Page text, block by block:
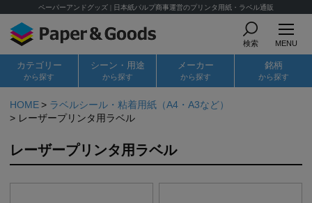
ペーパーアンドグッズ | 日本紙パルプ商事運営のプリンタ用紙・ラベル通販
検索 MENU
カテゴリー
から探す
シーン・用途
から探す
メーカー
から探す
銘柄
から探す
HOME
ラベルシール・粘着用紙（A4・A3など）
レーザープリンタ用ラベル
レーザープリンタ用ラベル